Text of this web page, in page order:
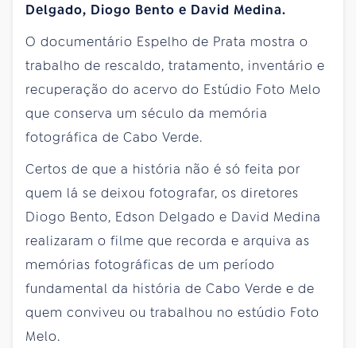
Delgado, Diogo Bento e David Medina.
O documentário Espelho de Prata mostra o
trabalho de rescaldo, tratamento, inventário e
recuperação do acervo do Estúdio Foto Melo
que conserva um século da memória
fotográfica de Cabo Verde.
Certos de que a história não é só feita por
quem lá se deixou fotografar, os diretores
Diogo Bento, Edson Delgado e David Medina
realizaram o filme que recorda e arquiva as
memórias fotográficas de um período
fundamental da história de Cabo Verde e de
quem conviveu ou trabalhou no estúdio Foto
Melo.